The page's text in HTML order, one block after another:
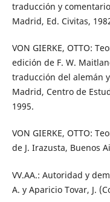
traducción y
Madrid, Ed. Civitas,
VON GIERKE, OTTO:
edición de F. W.
traducción del alemán
Madrid, Centro de
1995.
VON GIERKE, OTTO:
de J. Irazusta, Buenos
VV.AA.: Autoridad y
A. y Aparicio Tovar, J.